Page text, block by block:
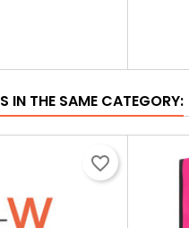
IN THE SAME CATEGORY:
favorite_border